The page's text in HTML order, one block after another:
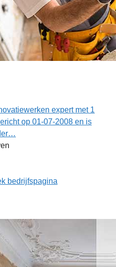
expert met 1
op 01-07-2008 en is
bedrijfspagina